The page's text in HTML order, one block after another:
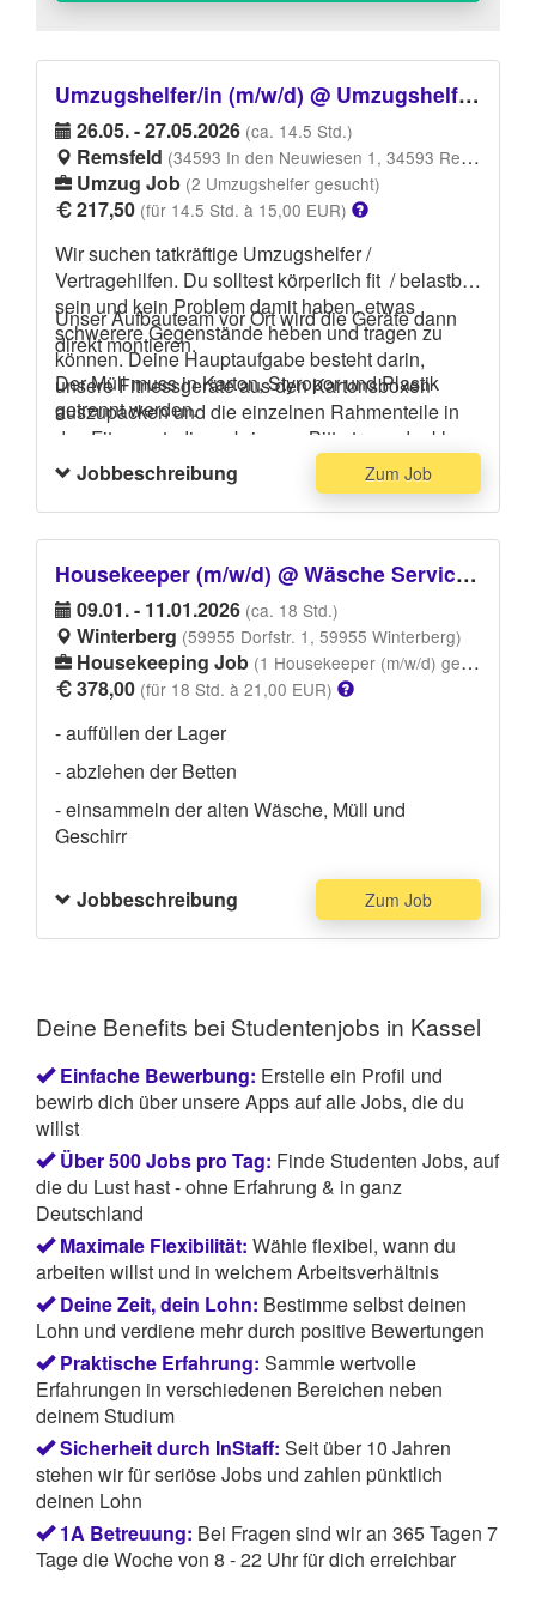
Umzugshelfer/in (m/w/d) @ Umzugshelfer/in (m/w/d) Einbringung von unaufgebauten Fitnessgeräten
26.05. - 27.05.2026 (ca. 14.5 Std.)
Remsfeld (34593 In den Neuwiesen 1, 34593 Remsfeld)
Umzug Job (2 Umzugshelfer gesucht)
217,50 (für 14.5 Std. à 15,00 EUR)
Wir suchen tatkräftige Umzugshelfer /
Vertragehilfen. Du solltest körperlich fit / belastbar
sein und kein Problem damit haben, etwas
schwerere Gegenstände heben und tragen zu
können. Deine Hauptaufgabe besteht darin,
unsere Fitnessgeräte aus den Kartonsboxen
auszupacken und die einzelnen Rahmenteile in
das Fitnessstudio zu bringen. Bitte trage dunkle
Kleidung, die eventuell dreckig werden kann und
Unser Aufbauteam vor Ort wird die Geräte dann
direkt montieren.
Der Müll muss in Karton, Styropor und Plastik
getrennt werden.
Jobbeschreibung Zum Job
Housekeeper (m/w/d) @ Wäsche Service Housekeeping
09.01. - 11.01.2026 (ca. 18 Std.)
Winterberg (59955 Dorfstr. 1, 59955 Winterberg)
Housekeeping Job (1 Housekeeper (m/w/d) gesucht)
378,00 (für 18 Std. à 21,00 EUR)
- auffüllen der Lager
- abziehen der Betten
- einsammeln der alten Wäsche, Müll und
Geschirr
Jobbeschreibung Zum Job
Deine Benefits bei Studentenjobs in Kassel
Einfache Bewerbung: Erstelle ein Profil und
bewirb dich über unsere Apps auf alle Jobs, die du
willst
Über 500 Jobs pro Tag: Finde Studenten Jobs, auf
die du Lust hast - ohne Erfahrung & in ganz
Deutschland
Maximale Flexibilität: Wähle flexibel, wann du
arbeiten willst und in welchem Arbeitsverhältnis
Deine Zeit, dein Lohn: Bestimme selbst deinen
Lohn und verdiene mehr durch positive Bewertungen
Praktische Erfahrung: Sammle wertvolle
Erfahrungen in verschiedenen Bereichen neben
deinem Studium
Sicherheit durch InStaff: Seit über 10 Jahren
stehen wir für seriöse Jobs und zahlen pünktlich
deinen Lohn
1A Betreuung: Bei Fragen sind wir an 365 Tagen 7
Tage die Woche von 8 - 22 Uhr für dich erreichbar